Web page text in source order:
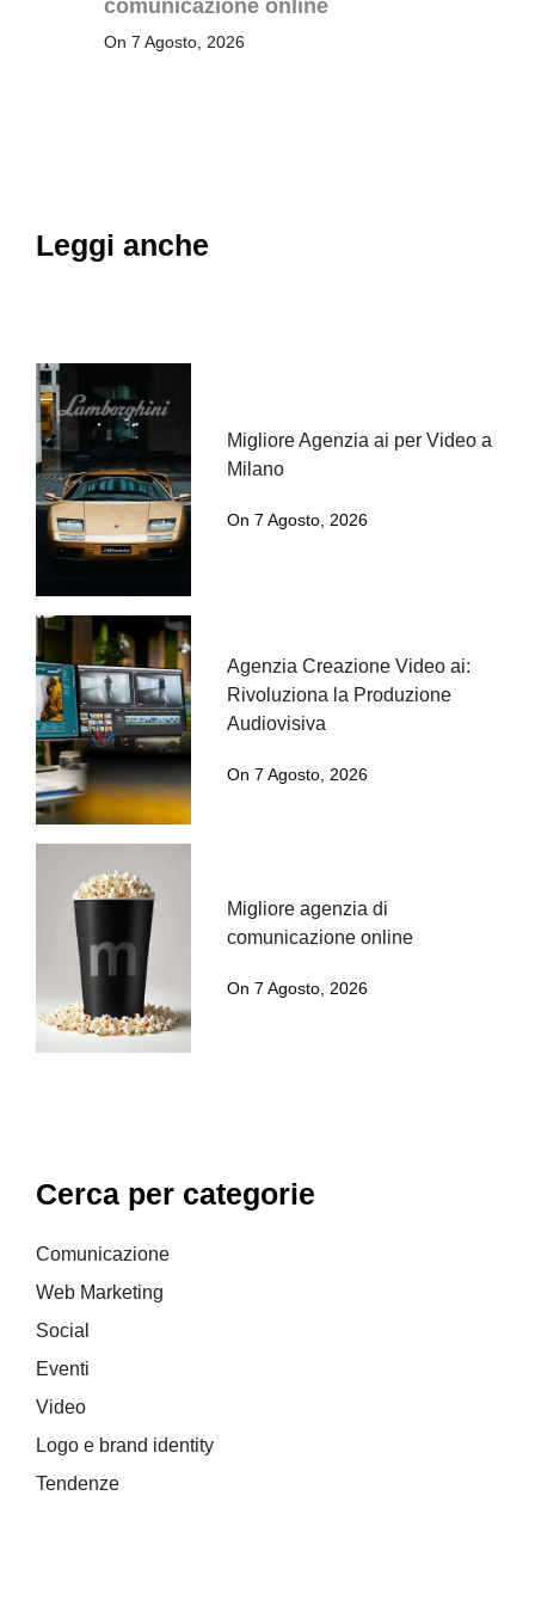
comunicazione online
On 7 Agosto, 2026
Leggi anche
Migliore Agenzia ai per Video a
Milano
On 7 Agosto, 2026
Agenzia Creazione Video ai:
Rivoluziona la Produzione
Audiovisiva
On 7 Agosto, 2026
Migliore agenzia di
comunicazione online
On 7 Agosto, 2026
Cerca per categorie
Comunicazione
Web Marketing
Social
Eventi
Video
Logo e brand identity
Tendenze